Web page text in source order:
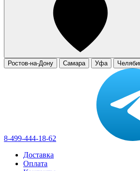
Ростов-на-Дону
Самара Уфа
8-499-444-18-62
Доставка
Оплата